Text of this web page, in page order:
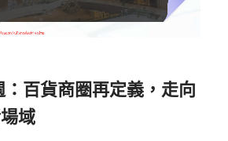
：百貨商圈再定義，走向
域